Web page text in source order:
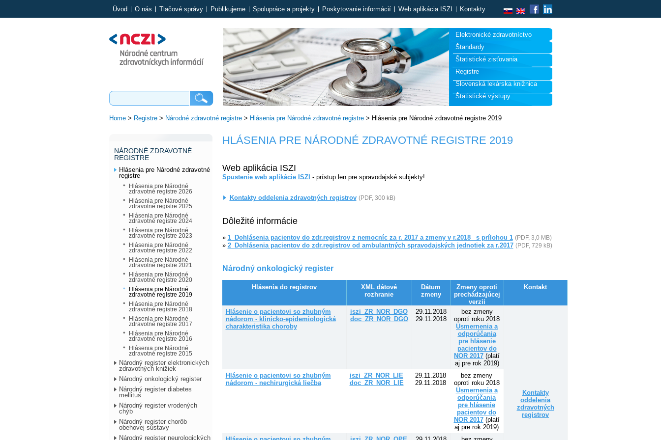
Úvod O nás Tlačové správy Publikujeme Spolupráce a projekty Poskytovanie informácií Web aplikácia ISZI Kontakty
Elektronické zdravotníctvo
Štandardy
Štatistické zisťovania
Registre
Slovenská lekárska knižnica
Štatistické výstupy
Home> Registre> Národné zdravotné registre> Hlásenia pre Národné zdravotné registre> Hlásenia pre Národné zdravotné registre 2019
NÁRODNÉ ZDRAVOTNÉ
REGISTRE
Hlásenia pre Národné zdravotné
registre
Hlásenia pre Národné
zdravotné registre 2026
Hlásenia pre Národné
zdravotné registre 2025
Hlásenia pre Národné
zdravotné registre 2024
Hlásenia pre Národné
zdravotné registre 2023
Hlásenia pre Národné
zdravotné registre 2022
Hlásenia pre Národné
zdravotné registre 2021
Hlásenia pre Národné
zdravotné registre 2020
Hlásenia pre Národné
zdravotné registre 2019
Hlásenia pre Národné
zdravotné registre 2018
Hlásenia pre Národné
zdravotné registre 2017
Hlásenia pre Národné
zdravotné registre 2016
Hlásenia pre Národné
zdravotné registre 2015
Národný register elektronických
zdravotných knižiek
Národný onkologický register
Národný register diabetes
mellitus
Národný register vrodených
chýb
Národný register chorôb
obehovej sústavy
Národný register neurologických
HLÁSENIA PRE NÁRODNÉ ZDRAVOTNÉ REGISTRE 2019
Web aplikácia ISZI
Spustenie web aplikácie ISZI - prístup len pre spravodajské subjekty!
Kontakty oddelenia zdravotných registrov (PDF, 300 kB)
Dôležité informácie
» 1_Dohlásenia pacientov do zdr.registrov z nemocníc za r. 2017 a zmeny v r.2018 _s prílohou 1 (PDF, 3,0 MB)
» 2_Dohlásenia pacientov do zdr.registrov od ambulantných spravodajských jednotiek za r.2017 (PDF, 729 kB)
Národný onkologický register
Hlásenia do registrov
XML dátové
rozhranie
Dátum
zmeny
Zmeny oproti
prechádzajúcej
verzii
Kontakt
Hlásenie o pacientovi so zhubným
nádorom - klinicko-epidemiologická
charakteristika choroby
iszi_ZR_NOR_DGO
doc_ZR_NOR_DGO
29.11.2018
29.11.2018
bez zmeny
oproti roku 2018
Usmernenia a
odporúčania
pre hlásenie
pacientov do
NOR 2017 (platí
aj pre rok 2019)
Kontakty
oddelenia
zdravotných
registrov
Hlásenie o pacientovi so zhubným
nádorom - nechirurgická liečba
iszi_ZR_NOR_LIE
doc_ZR_NOR_LIE
29.11.2018
29.11.2018
bez zmeny
oproti roku 2018
Usmernenia a
odporúčania
pre hlásenie
pacientov do
NOR 2017(platí
aj pre rok 2019)